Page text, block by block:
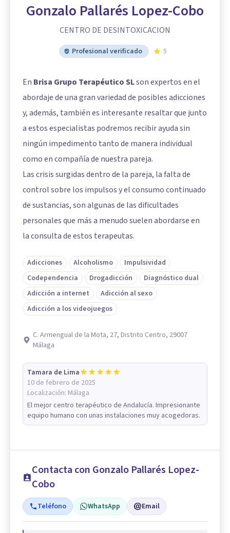
Gonzalo Pallarés Lopez-Cobo
CENTRO DE DESINTOXICACION
Profesional verificado 5
En Brisa Grupo Terapéutico SLson expertos en el
abordaje de una gran variedad de posibles adicciones
y, además, también es interesante resaltar que junto
a estos especialistas podremos recibir ayuda sin
ningún impedimento tanto de manera individual
como en compañía de nuestra pareja.
Las crisis surgidas dentro de la pareja, la falta de
control sobre los impulsos y el consumo continuado
de sustancias, son algunas de las dificultades
personales que más a menudo suelen abordarse en
la consulta de estos terapeutas.
Adicciones Alcoholismo
Impulsividad
Codependencia
Drogadicción
Diagnóstico dual
Adicción a internet
Adicción al sexo
Adicción a los videojuegos
C. Armengual de la Mota, 27, Distrito Centro, 29007
Málaga
Tamara de Lima
10 de febrero de 2025
Localización: Málaga
El mejor centro terapéutico de Andalucía. Impresionante
equipo humano con unas instalaciones muy acogedoras.
Contacta con Gonzalo Pallarés Lopez-
Cobo
Teléfono WhatsApp Email